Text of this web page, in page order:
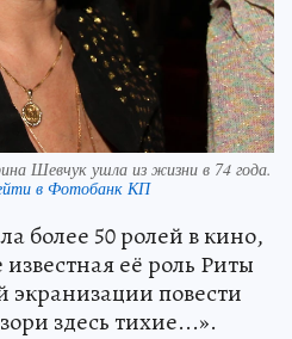
Шевчук ушла из жизни в 74 года.
в Фотобанк КП
более 50 ролей в кино,
её роль Риты
экранизации повести
здесь тихие...».